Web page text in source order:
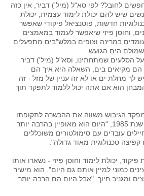
לחובל? לפי סא"ל (מיל') דביר, אין כזה
שיש להם יכולת לימוד עצמית, יכולת
חדשות, פוטנציאל פיקודי שאפשר
וחוסן פיזי שיאפשר לעמוד במאמצים
במרינה וצופים במלש"בים מתפעלים
הים הגועש.
הסלעים שמתחתינו, וסא"ל (מיל') דביר
הם מקיאים בים, השאלה היא איך הם
לך מחלת ים או לא זה עניין של מזל - זה
הוא אם אתה יכול ללמוד לתפקד תוך
מפקד הגיבוש משווה את ההכשרה לתקופתו
כחייל בקורס החובלים של שנת 1985, "היום הוא מאופיין בהרבה יותר
עובדים עם סימולטורים משוכללים
קפיצה טכנולוגית מאוד גדולה".
יכולת לימוד וחוסן פיזי - נשארו אותו
כמוני למיין אותם גם היום". הוא מישיר
ומגניב חיוך: "אבל היום הם הרבה יותר